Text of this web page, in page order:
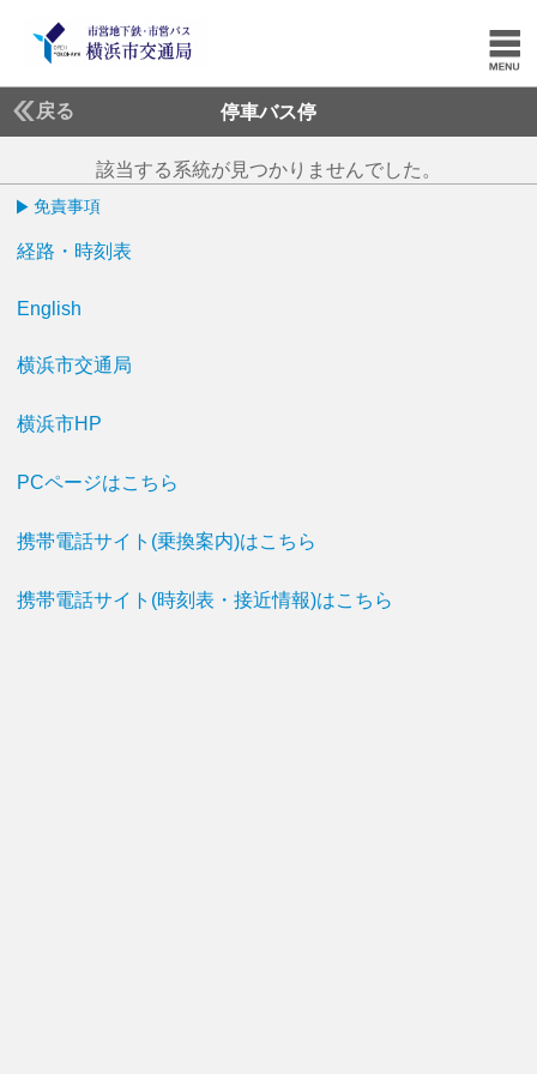
戻る 停車バス停
該当する系統が見つかりませんでした。
免責事項
経路・時刻表
English
横浜市交通局
横浜市HP
PCページはこちら
携帯電話サイト(乗換案内)はこちら
携帯電話サイト(時刻表・接近情報)はこちら